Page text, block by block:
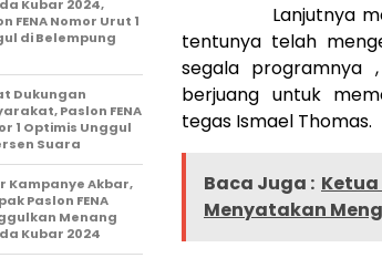
Lanjutnya
tentunya telah
segala programnya
berjuang untuk
tegas Ismael Thomas.
Baca Juga : Ketua
Menyatakan
Kubar 2024,
FENA Nomor Urut 1
di Belempung
Dukungan
Paslon FENA
1 Optimis Unggul
Suara
Kampanye Akbar,
Paslon FENA
Menang
Kubar 2024